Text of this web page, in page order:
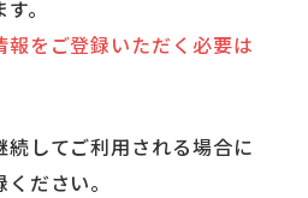
。
をご登録いただく必要は
してご利用される場合に
ださい。